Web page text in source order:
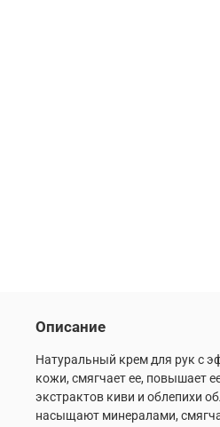
Описание
Натуральный крем для рук с
кожи, смягчает ее, повышает
экстрактов киви и облепихи
насыщают минералами,